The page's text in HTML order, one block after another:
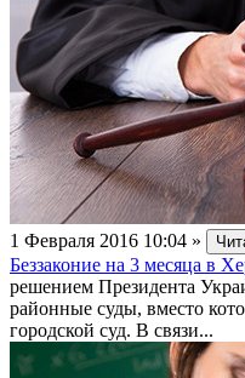
1 Февраля 2016 10:04 »
Беззаконие на 3 месяца в
решением Президента
районные суды, вместо
городской суд. В связи...